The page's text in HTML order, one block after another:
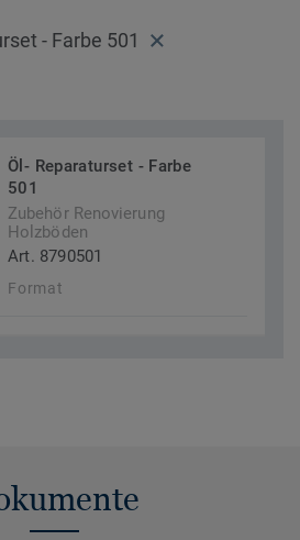
- Farbe 501
Öl- Reparaturset - Farbe
501
Zubehör Renovierung
Holzböden
Art. 8790501
Format